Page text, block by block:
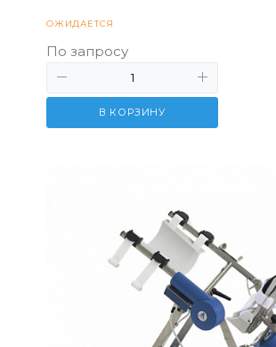
ОЖИДАЕТСЯ
По запросу
В КОРЗИНУ